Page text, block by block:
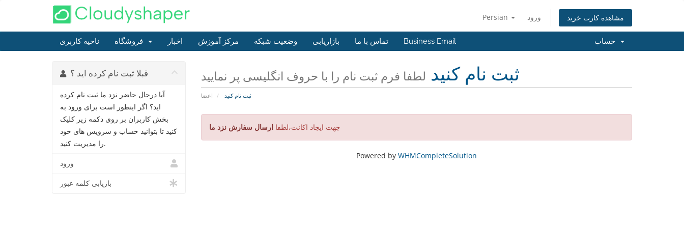
Persian ورود مشاهده کارت خرید
ناحیه کاربری اخبار مرکز آموزش وضعیت شبکه بازاریابی تماس با ما Business Email
ثبت نام کنید لطفا فرم ثبت نام را با حروف انگلیسی پر نمایید
اعضا ثبت نام کنید
قبلا ثبت نام کرده اید ؟
آیا درحال حاضر نزد ما ثبت نام کرده
اید؟ اگر اینطور است برای ورود به
بخش کاربران بر روی دکمه زیر کلیک
کنید تا بتوانید حساب و سرویس های خود
را مدیریت کنید.
ورود
بازیابی کلمه عبور
جهت ایجاد اکانت،لطفا ارسال سفارش نزد ما
Powered by WHMCompleteSolution